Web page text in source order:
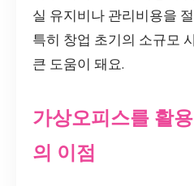
실 유지비나 관리비용을
특히 창업 초기의 소규모
큰 도움이 돼요.
가상오피스를 활
의 이점